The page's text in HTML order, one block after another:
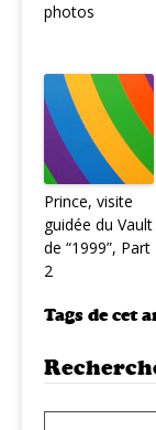
photos
Prince, visite
guidée du Vault
de “1999”, Part
2
Tags de cet